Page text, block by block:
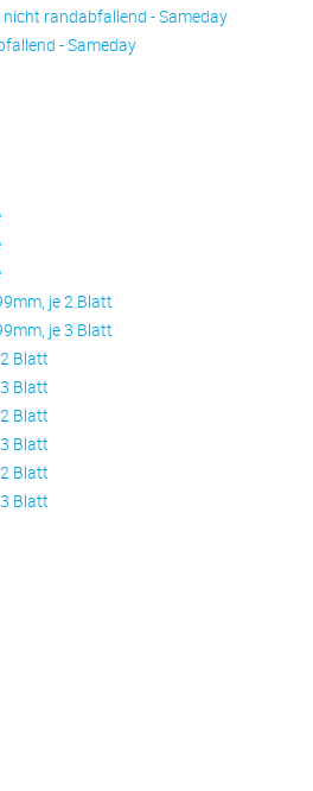
randabfallend - Sameday
- Sameday
je 2 Blatt
je 3 Blatt
Blatt
Blatt
Blatt
Blatt
Blatt
Blatt